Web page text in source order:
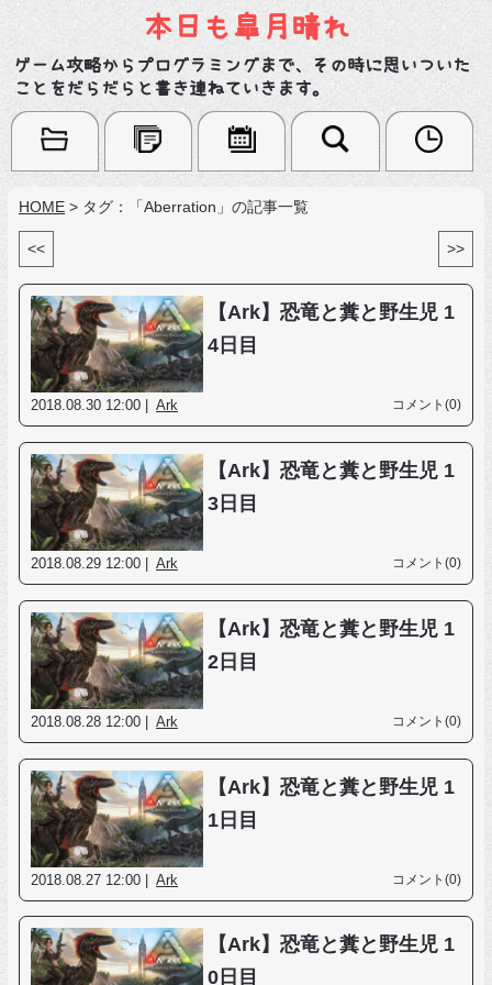
本日も皐月晴れ
ゲーム攻略からプログラミングまで、その時に思いついた
ことをだらだらと書き連ねていきます。
HOME > タグ：「Aberration」の記事一覧
<< >>
【Ark】恐竜と糞と野生児 1
4日目
2018.08.30 12:00 | Ark コメント(0)
【Ark】恐竜と糞と野生児 1
3日目
2018.08.29 12:00 | Ark コメント(0)
【Ark】恐竜と糞と野生児 1
2日目
2018.08.28 12:00 | Ark コメント(0)
【Ark】恐竜と糞と野生児 1
1日目
2018.08.27 12:00 | Ark コメント(0)
【Ark】恐竜と糞と野生児 1
0日目